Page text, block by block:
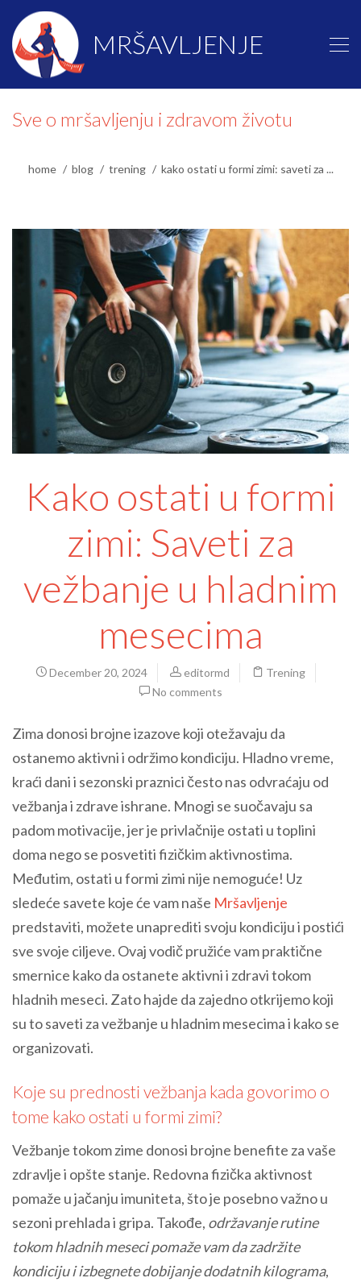
MRŠAVLJENJE
Sve o mršavljenju i zdravom životu
home blog trening kako ostati u formi zimi: saveti za ...
Kako ostati u formi
zimi: Saveti za
vežbanje u hladnim
mesecima
December 20, 2024 editormd
Trening
No comments
Zima donosi brojne izazove koji otežavaju da
ostanemo aktivni i održimo kondiciju. Hladno vreme,
kraći dani i sezonski praznici često nas odvraćaju od
vežbanja i zdrave ishrane. Mnogi se suočavaju sa
padom motivacije, jer je privlačnije ostati u toplini
doma nego se posvetiti fizičkim aktivnostima.
Međutim, ostati u formi zimi nije nemoguće! Uz
sledeće savete koje će vam naše Mršavljenje
predstaviti, možete unaprediti svoju kondiciju i postići
sve svoje ciljeve. Ovaj vodič pružiće vam praktične
smernice kako da ostanete aktivni i zdravi tokom
hladnih meseci. Zato hajde da zajedno otkrijemo koji
su to saveti za vežbanje u hladnim mesecima i kako se
organizovati.
Koje su prednosti vežbanja kada govorimo o
tome kako ostati u formi zimi?
Vežbanje tokom zime donosi brojne benefite za vaše
zdravlje i opšte stanje. Redovna fizička aktivnost
pomaže u jačanju imuniteta, što je posebno važno u
sezoni prehlada i gripa. Takođe, održavanje rutine
tokom hladnih meseci pomaže vam da zadržite
kondiciju i izbegnete dobijanje dodatnih kilograma,